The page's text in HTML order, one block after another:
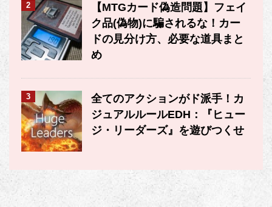
2
【MTGカード偽造問題】フェイ
ク品(偽物)に騙されるな！カー
ドの見分け方、必要な道具まと
め
3
全てのアクションがド派手！カ
ジュアルルールEDH：『ヒュー
ジ・リーダーズ』を遊びつくせ